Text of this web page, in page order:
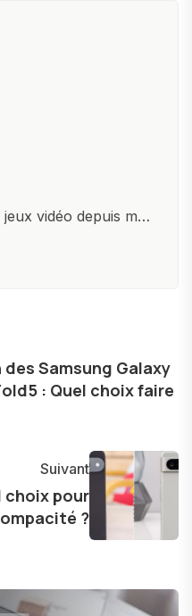
vidéo depuis mon
pour l'univers
Armé
dévoiler les
partageant
avec la
frontières de la
présenter aux
de ce que le futur
Samsung Galaxy
: Quel choix faire
Suivant
choix pour
?